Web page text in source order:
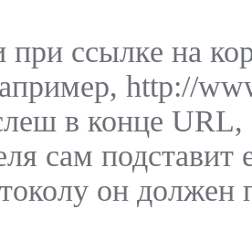
при ссылке на
http://
в конце URL,
сам
он должен